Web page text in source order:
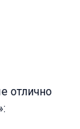
отлично